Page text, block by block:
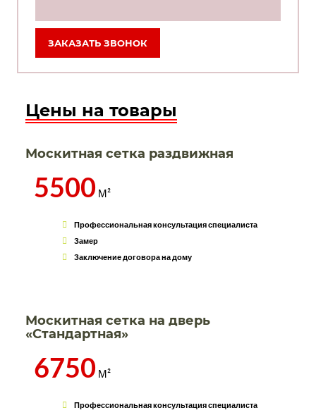
ЗАКАЗАТЬ ЗВОНОК
Цены на товары
Москитная сетка раздвижная
5500 М²
Профессиональная консультация специалиста
Замер
Заключение договора на дому
Москитная сетка на дверь
«Стандартная»
6750 М²
Профессиональная консультация специалиста